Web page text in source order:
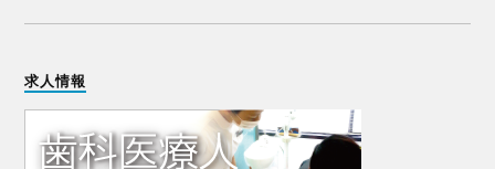
求人情報